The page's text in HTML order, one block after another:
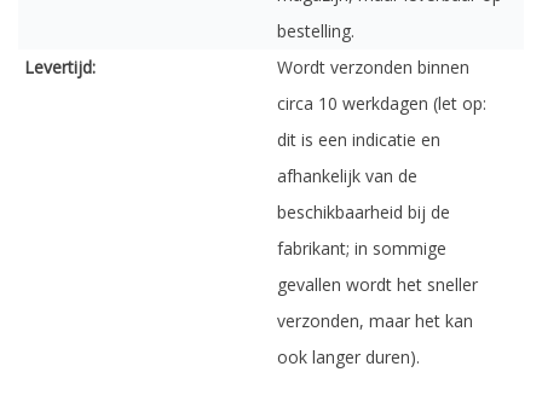
bestelling.
Levertijd:
Wordt verzonden binnen
circa 10 werkdagen (let op:
dit is een indicatie en
afhankelijk van de
beschikbaarheid bij de
fabrikant; in sommige
gevallen wordt het sneller
verzonden, maar het kan
ook langer duren).